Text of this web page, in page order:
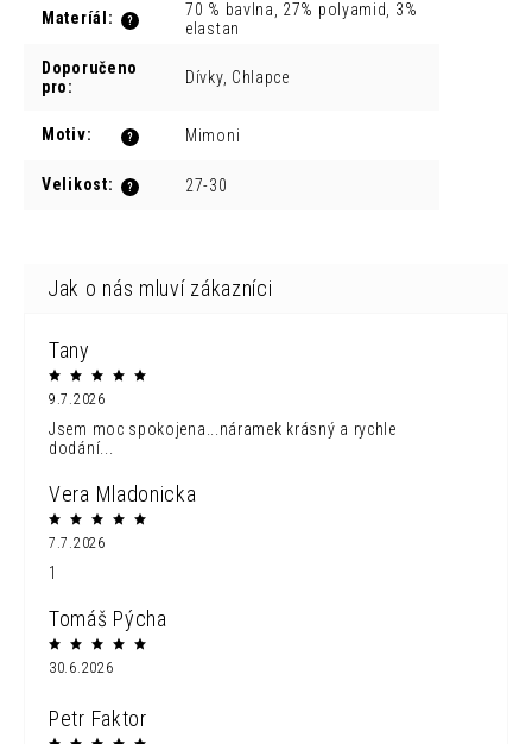
?
Materíál :
70 % bavlna, 27% polyamid, 3%
elastan
Doporučeno
pro: Dívky, Chlapce
?
Motiv: Mimoni
?
Velikost: 27-30
Tany
9.7.2026
Jsem moc spokojena...náramek krásný a rychle
dodání...
Vera Mladonicka
7.7.2026
1
Tomáš Pýcha
30.6.2026
Petr Faktor